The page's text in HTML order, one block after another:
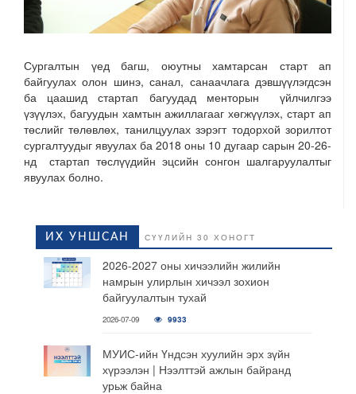
Сургалтын үед багш, оюутны хамтарсан старт ап
байгуулах олон шинэ, санал, санаачлага дэвшүүлэгдсэн
ба цаашид стартап багуудад менторын үйлчилгээ
үзүүлэх, багуудын хамтын ажиллагааг хөгжүүлэх, старт ап
төслийг төлөвлөх, танилцуулах зэрэгт тодорхой зорилтот
сургалтуудыг явуулах ба 2018 оны 10 дугаар сарын 20-26-
нд стартап төслүүдийн эцсийн сонгон шалгаруулалтыг
явуулах болно.
ИХ УНШСАН СҮҮЛИЙН 30 ХОНОГТ
2026-2027 оны хичээлийн жилийн
намрын улирлын хичээл зохион
байгуулалтын тухай
2026-07-09 9933
МУИС-ийн Үндсэн хуулийн эрх зүйн
хүрээлэн | Нээлттэй ажлын байранд
урьж байна